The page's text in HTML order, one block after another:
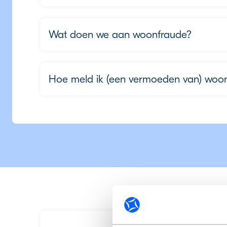
Wat doen we aan woonfraude?
Hoe meld ik (een vermoeden van)